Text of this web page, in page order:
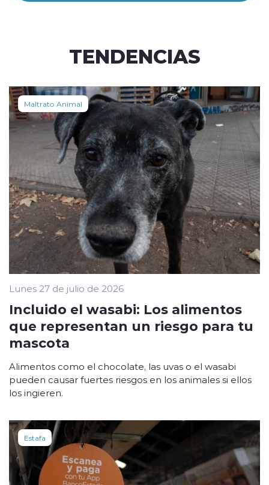
TENDENCIAS
Maltrato Animal
Lunes 27 de julio de 2026
Incluido el wasabi: Los alimentos
que representan un riesgo para tu
mascota
Alimentos como el chocolate, las uvas o el wasabi
pueden causar fuertes riesgos en los animales si ellos
los ingieren.
Estafa